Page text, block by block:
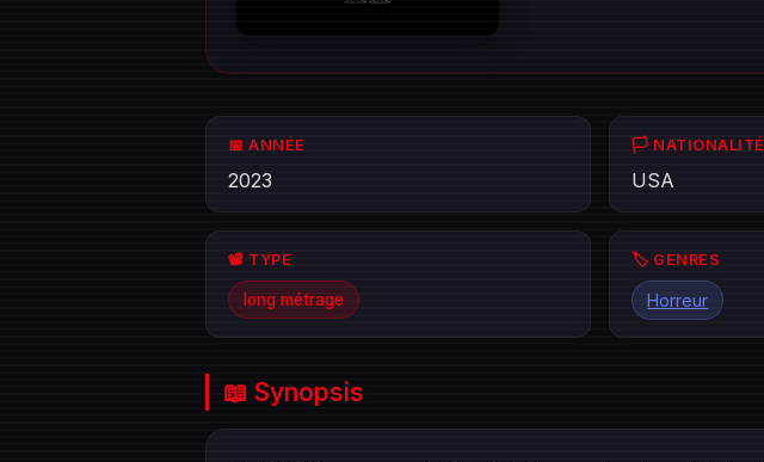
📅 ANNÉE
2023
🏳️ NATIONALITÉ
USA
📽️ TYPE
long métrage
🏷️ GENRES
Horreur
📖 Synopsis